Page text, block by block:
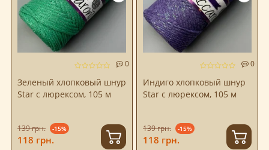
0
Зеленый хлопковый шнур
Star с люрексом, 105 м
139 грн. -15%
118 грн.
0
Индиго хлопковый шнур
Star с люрексом, 105 м
139 грн. -15%
118 грн.